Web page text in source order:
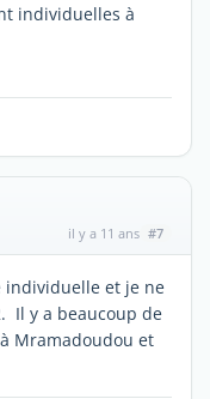
individuelles à
il y a 11 ans #7
individuelle et je ne
Il y a beaucoup de
Mramadoudou et